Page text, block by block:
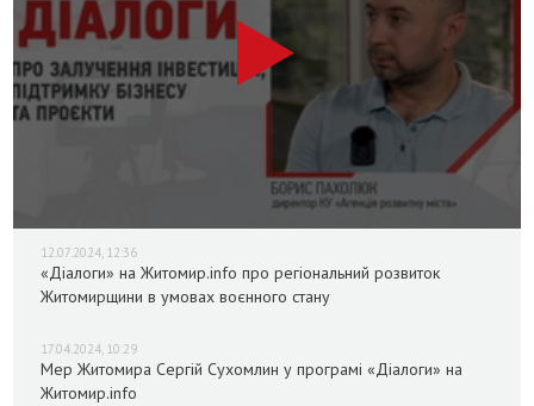
12.07.2024, 12:36
«Діалоги» на Житомир.info про регіональний розвиток
Житомирщини в умовах воєнного стану
17.04.2024, 10:29
Мер Житомира Сергій Сухомлин у програмі «Діалоги» на
Житомир.info